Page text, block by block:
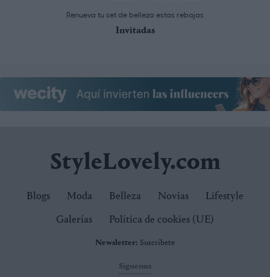
Renueva tu set de belleza estas rebajas
Invitadas
StyleLovely.com
Blogs Moda Belleza Novias Lifestyle
Galerías Política de cookies (UE)
Newsletter: Suscríbete
Síguenos